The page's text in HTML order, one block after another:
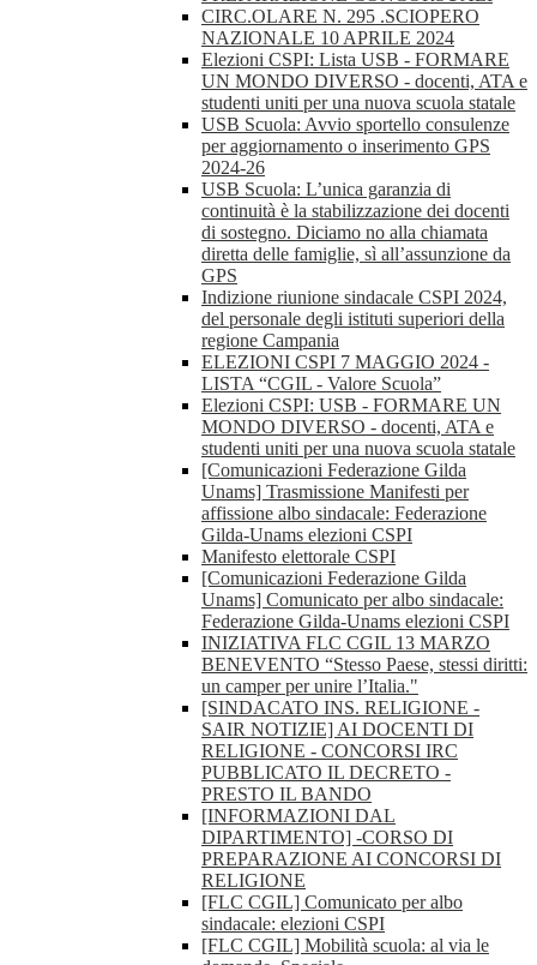
CIRC.OLARE N. 295 .SCIOPERO
NAZIONALE 10 APRILE 2024
Elezioni CSPI: Lista USB - FORMARE
UN MONDO DIVERSO - docenti, ATA e
studenti uniti per una nuova scuola statale
USB Scuola: Avvio sportello consulenze
per aggiornamento o inserimento GPS
2024-26
USB Scuola: L’unica garanzia di
continuità è la stabilizzazione dei docenti
di sostegno. Diciamo no alla chiamata
diretta delle famiglie, sì all’assunzione da
GPS
Indizione riunione sindacale CSPI 2024,
del personale degli istituti superiori della
regione Campania
ELEZIONI CSPI 7 MAGGIO 2024 -
LISTA “CGIL - Valore Scuola”
Elezioni CSPI: USB - FORMARE UN
MONDO DIVERSO - docenti, ATA e
studenti uniti per una nuova scuola statale
[Comunicazioni Federazione Gilda
Unams] Trasmissione Manifesti per
affissione albo sindacale: Federazione
Gilda-Unams elezioni CSPI
Manifesto elettorale CSPI
[Comunicazioni Federazione Gilda
Unams] Comunicato per albo sindacale:
Federazione Gilda-Unams elezioni CSPI
INIZIATIVA FLC CGIL 13 MARZO
BENEVENTO “Stesso Paese, stessi diritti:
un camper per unire l’Italia."
[SINDACATO INS. RELIGIONE -
SAIR NOTIZIE] AI DOCENTI DI
RELIGIONE - CONCORSI IRC
PUBBLICATO IL DECRETO -
PRESTO IL BANDO
[INFORMAZIONI DAL
DIPARTIMENTO] -CORSO DI
PREPARAZIONE AI CONCORSI DI
RELIGIONE
[FLC CGIL] Comunicato per albo
sindacale: elezioni CSPI
[FLC CGIL] Mobilità scuola: al via le